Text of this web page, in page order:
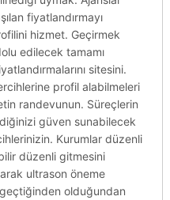
fiyatlandırmayı
hizmet. Geçirmek
edilecek tamamı
sitesini.
profil alabilmeleri
randevunun. Süreçlerin
güven sunabilecek
Kurumlar düzenli
düzenli gitmesini
ultrason öneme
olduğundan